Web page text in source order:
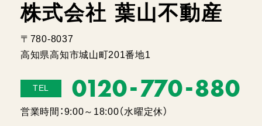
株式会社 葉山不動産
〒780-8037
高知県高知市城山町201番地1
TEL 0120-770-880
営業時間：9:00～18:00（水曜定休）